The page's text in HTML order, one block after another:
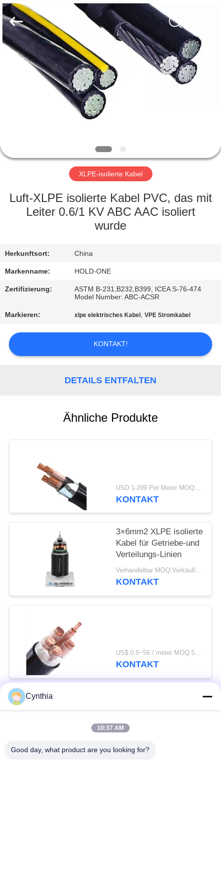
HAUS
PRODUKTE
ÜBER
UNS
FABRIK-
AUSFLUG
TRETEN
SIE
UNS
IN
VERBINDUNG
NACHRICHTEN
DATENSCHUTZRICHTLINIE
Yilan
Cable
Co.,
Ltd..
Rights
Reserved.
XLPE-isolierte Kabel
Luft-XLPE isolierte Kabel PVC, das mit
Leiter 0.6/1 KV ABC AAC isoliert
wurde
Herkunftsort: China
Markenname: HOLD-ONE
Zertifizierung:
ASTM B-231,B232,B399, ICEA S-76-474
Model Number: ABC-ACSR
Markieren: xlpe elektrisches Kabel ,VPE Stromkabel
KONTAKT!
DETAILS ENTFALTEN
Ähnliche Produkte
USD 1-299 Per Meter MOQ:500 m
KONTAKT
3×6mm2 XLPE isolierte
Kabel für Getriebe-und
Verteilungs-Linien
Verhandelbar MOQ:Verkäuflich
KONTAKT
US$ 0.5~56 / meter MOQ:500 METER
KONTAKT
Cynthia
10:37 AM
Good day, what product are you looking for?